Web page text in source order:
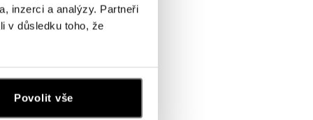
inzerci a analýzy. Partneři
v důsledku toho, že
Povolit vše